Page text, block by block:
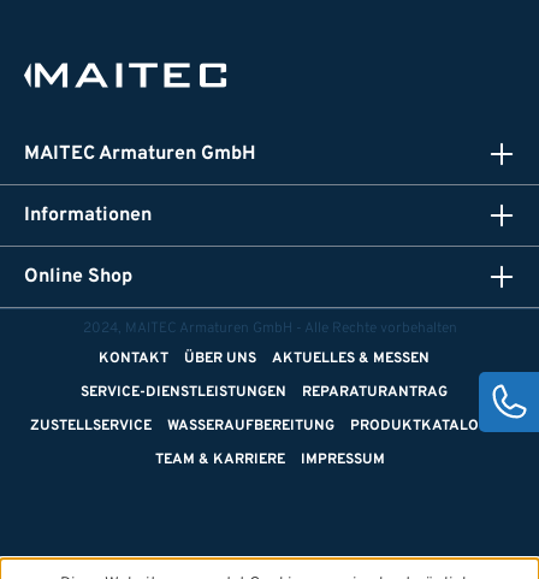
MAITEC Armaturen GmbH
Informationen
Online Shop
2024, MAITEC Armaturen GmbH - Alle Rechte vorbehalten
KONTAKT
ÜBER UNS
AKTUELLES & MESSEN
SERVICE-DIENSTLEISTUNGEN
REPARATURANTRAG
ZUSTELLSERVICE
WASSERAUFBEREITUNG
PRODUKTKATALOGE
TEAM & KARRIERE
IMPRESSUM